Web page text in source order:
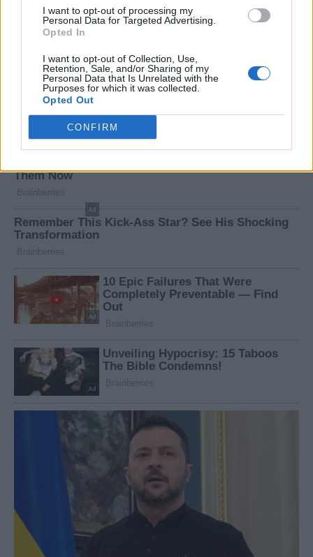
I want to opt-out of processing my
Personal Data for Targeted Advertising.
Opted In
I want to opt-out of Collection, Use,
Retention, Sale, and/or Sharing of my
Personal Data that Is Unrelated with the
Purposes for which it was collected.
Opted Out
CONFIRM